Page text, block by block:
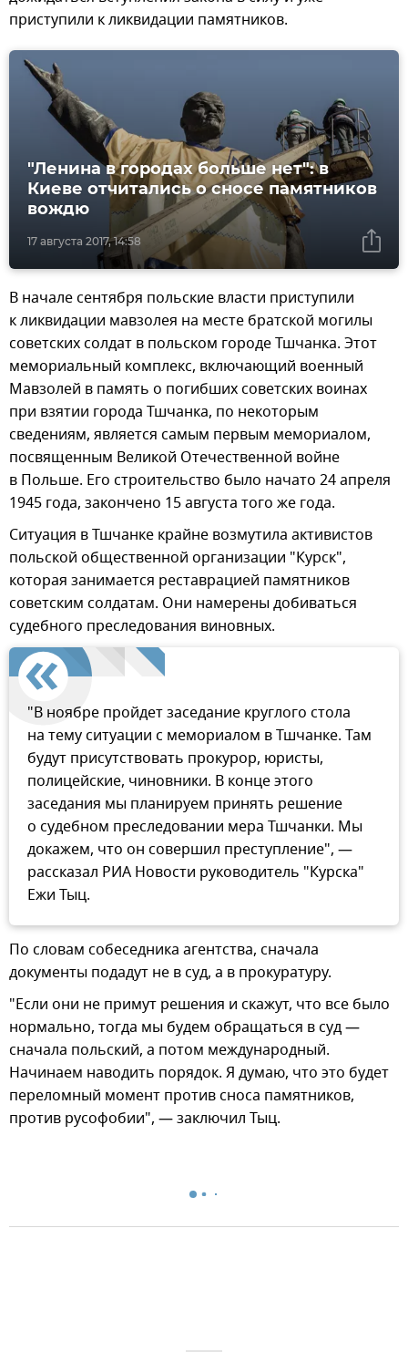
приступили к ликвидации памятников.
17 августа 2017, 14:58
"Ленина в городах больше нет": в
Киеве отчитались о сносе памятников
вождю
В начале сентября польские власти приступили
к ликвидации мавзолея на месте братской могилы
советских солдат в польском городе Тшчанка. Этот
мемориальный комплекс, включающий военный
Мавзолей в память о погибших советских воинах
при взятии города Тшчанка, по некоторым
сведениям, является самым первым мемориалом,
посвященным Великой Отечественной войне
в Польше. Его строительство было начато 24 апреля
1945 года, закончено 15 августа того же года.
Ситуация в Тшчанке крайне возмутила активистов
польской общественной организации "Курск",
которая занимается реставрацией памятников
советским солдатам. Они намерены добиваться
судебного преследования виновных.
"В ноябре пройдет заседание круглого стола
на тему ситуации с мемориалом в Тшчанке. Там
будут присутствовать прокурор, юристы,
полицейские, чиновники. В конце этого
заседания мы планируем принять решение
о судебном преследовании мера Тшчанки. Мы
докажем, что он совершил преступление", —
рассказал РИА Новости руководитель "Курска"
Ежи Тыц.
По словам собеседника агентства, сначала
документы подадут не в суд, а в прокуратуру.
"Если они не примут решения и скажут, что все было
нормально, тогда мы будем обращаться в суд —
сначала польский, а потом международный.
Начинаем наводить порядок. Я думаю, что это будет
переломный момент против сноса памятников,
против русофобии", — заключил Тыц.